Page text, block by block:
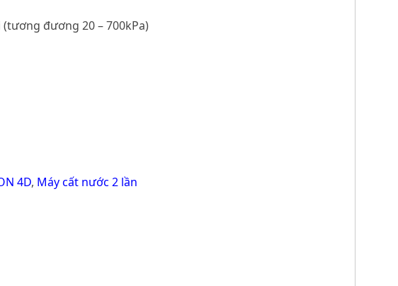
đương 20 – 700kPa)
4D, Máy cất nước 2 lần